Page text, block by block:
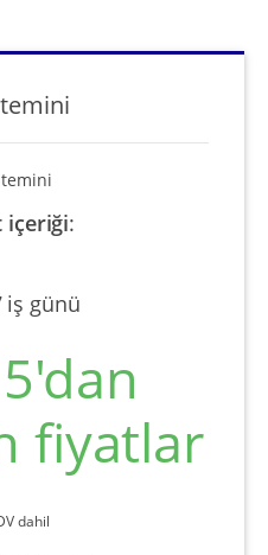
içeriği:
iş günü
fiyatlar
dahil